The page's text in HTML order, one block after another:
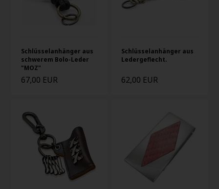
Schlüsselanhänger aus
schwerem Bolo-Leder
"MOZ"
67,00 EUR
Schlüsselanhänger aus
Ledergeflecht.
62,00 EUR